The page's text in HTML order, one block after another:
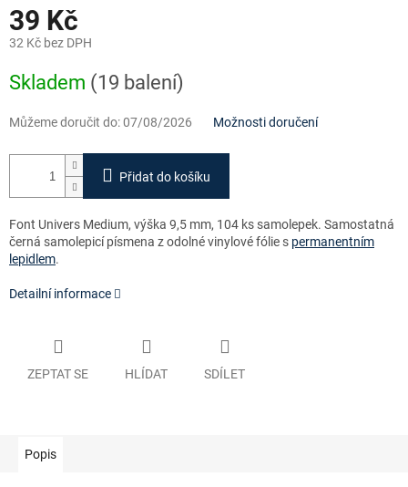
39 Kč
32 Kč bez DPH
cena:
Skladem (19 balení)
Můžeme doručit do:07/08/2026 Možnosti doručení
Přidat do košíku
Font Univers Medium, výška 9,5 mm, 104 ks samolepek. Samostatná
černá samolepicí písmena z odolné vinylové fólie s permanentním
lepidlem.
Detailní informace
ZEPTAT SE HLÍDAT SDÍLET
Popis